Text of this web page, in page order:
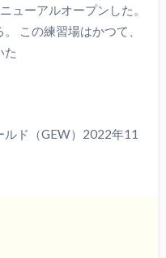
ューアルオープンした。
この練習場はかつて、
た
ルド（GEW）2022年11